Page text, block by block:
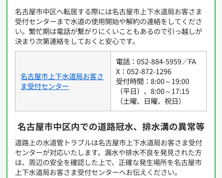
名古屋市中区へ転居する際には名古屋市上下水道局お客さま
受付センターまで水道の使用開始や解約の連絡をしてくださ
い。繁忙期は電話が繋がりにくいこともあるので引っ越しが
決まり次第連絡をしておくと安心です。
名古屋市上下水道局お客さ
ま受付センター
電話：052-884-5959／FA
X：052-872-1296
受付時間：8:00～19:00
（平日）、8:00～17:15
（土曜、日曜、祝日）
名古屋市中区内での道路冠水、排水溝の異常等
道路上の水道管トラブルは名古屋市上下水道局お客さま受付
センターが対応いたします。漏水や排水不良を発見された方
は、周辺の安全を確認した上で、正確な発生場所を名古屋市
上下水道局お客さま受付センターへお伝えください。